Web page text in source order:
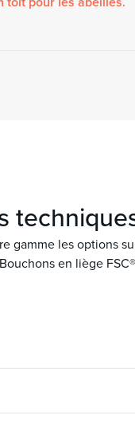
gamme les options
en liège